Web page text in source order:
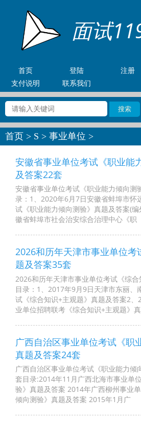
面试
首页 登陆 注册
支付说明
联系我们
首页 > S > 事业单位 >
安徽省事业单位考试《职业能
及答案22套
安徽省事业单位考试《职业能力倾向测
录：1、2020年6月7日安徽省蚌埠市怀
试《职业能力倾向测验》真题及答案(
徽省蚌埠市社会治安综合治理中心《职
2026和历年天津市事业单位考
题及答案35套
2026和历年天津市事业单位考试《综
目录：1、2017年9月9日天津市东丽、
试《综合知识+主观题》真题及答案2
业单位招聘联考《综合知识+主观题》
广西自治区事业单位考试《职
真题及答案24套
广西自治区事业单位考试《职业能力倾
套目录:2014年11月广西北海市事业单
验》真题及答案 2014年广西柳州事业
倾向测验》真题及答案 2015年1月广